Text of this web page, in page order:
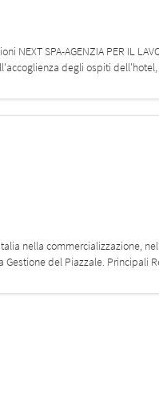
NEXT SPA-AGENZIA PER IL
degli ospiti
nella commercializzazione,
del Piazzale. Principali